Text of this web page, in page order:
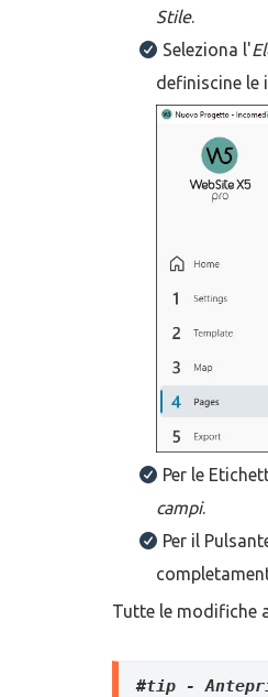
Stile.
Seleziona l'
definiscine
Per le
campi.
Per il
Tutte le modifiche
#tip -